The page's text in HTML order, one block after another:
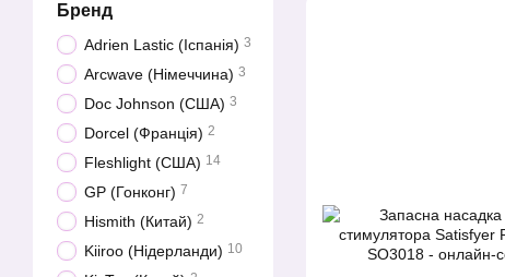
Бренд
Adrien Lastic (Іспанія) 3
Arcwave (Німеччина) 3
Doc Johnson (США) 3
Dorcel (Франція) 2
Fleshlight (США) 14
GP (Гонконг) 7
Hismith (Китай) 2
Kiiroo (Нідерланди) 10